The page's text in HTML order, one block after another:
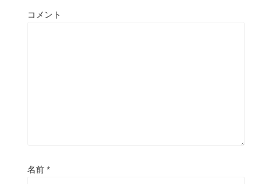
コメント
名前 *